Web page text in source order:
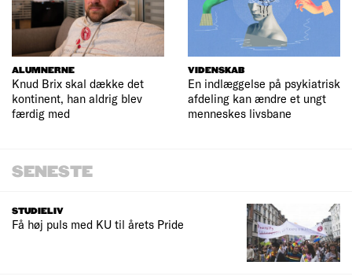
ALUMNERNE
Knud Brix skal dække det
kontinent, han aldrig blev
færdig med
VIDENSKAB
En indlæggelse på psykiatrisk
afdeling kan ændre et ungt
menneskes livsbane
SENESTE
STUDIELIV
Få høj puls med KU til årets Pride